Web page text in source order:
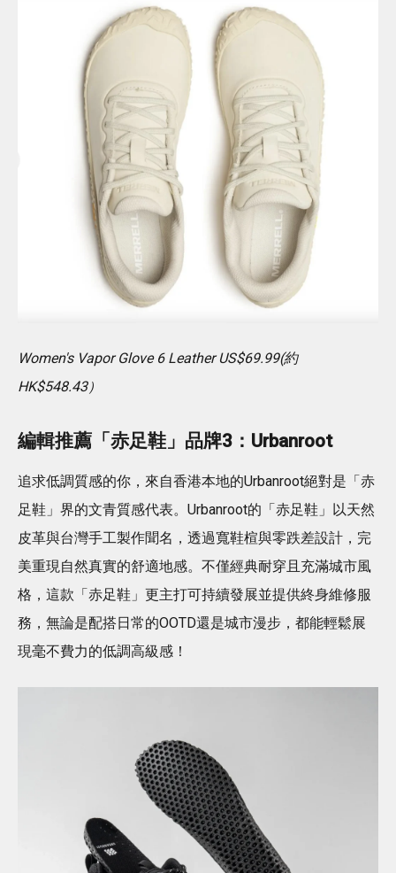
Women's Vapor Glove 6 Leather US$69.99(約
HK$548.43）
編輯推薦「赤足鞋」品牌3：Urbanroot
追求低調質感的你，來自香港本地的Urbanroot絕對是「赤
足鞋」界的文青質感代表。Urbanroot的「赤足鞋」以天然
皮革與台灣手工製作聞名，透過寬鞋楦與零跌差設計，完
美重現自然真實的舒適地感。不僅經典耐穿且充滿城市風
格，這款「赤足鞋」更主打可持續發展並提供終身維修服
務，無論是配搭日常的OOTD還是城市漫步，都能輕鬆展
現毫不費力的低調高級感！